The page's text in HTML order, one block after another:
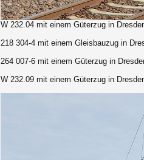
W 232.04 mit einem Güterzug in
218 304-4 mit einem Gleisbauzug in
264 007-6 mit einem Güterzug in
W 232.09 mit einem Güterzug in